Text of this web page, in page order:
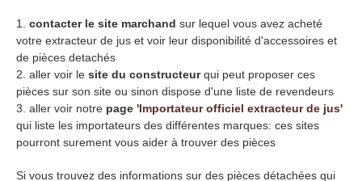
contacter le site marchand sur lequel vous avez acheté
votre extracteur de jus et voir leur disponibilité d'accessoires et
de pièces detachés
aller voir le site du constructeurqui peut proposer ces
pièces sur son site ou sinon dispose d'une liste de revendeurs
aller voir notre page 'Importateur officiel extracteur de jus'
qui liste les importateurs des différentes marques: ces sites
pourront surement vous aider à trouver des pièces
Si vous trouvez des informations sur des pièces détachées qui